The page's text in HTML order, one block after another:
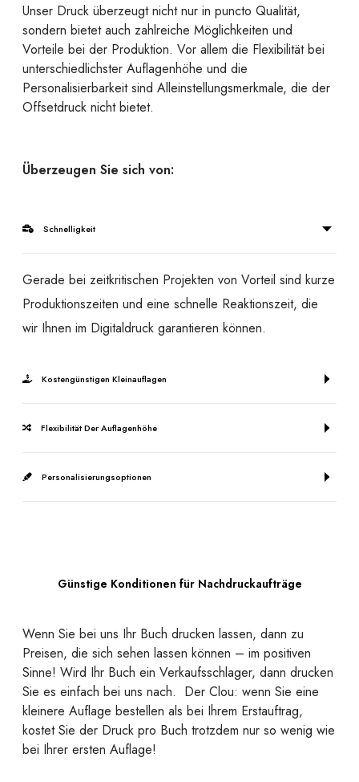
Unser Druck überzeugt nicht nur in puncto Qualität,
sondern bietet auch zahlreiche Möglichkeiten und
Vorteile bei der Produktion. Vor allem die Flexibilität bei
unterschiedlichster Auflagenhöhe und die
Personalisierbarkeit sind Alleinstellungsmerkmale, die der
Offsetdruck nicht bietet.
Überzeugen Sie sich von:
Schnelligkeit
Gerade bei zeitkritischen Projekten von Vorteil sind kurze
Produktionszeiten und eine schnelle Reaktionszeit, die
wir Ihnen im Digitaldruck garantieren können.
Kostengünstigen Kleinauflagen
Flexibilität Der Auflagenhöhe
Personalisierungsoptionen
Günstige Konditionen für Nachdruckaufträge
Wenn Sie bei uns Ihr Buch drucken lassen, dann zu
Preisen, die sich sehen lassen können – im positiven
Sinne! Wird Ihr Buch ein Verkaufsschlager, dann drucken
Sie es einfach bei uns nach. Der Clou: wenn Sie eine
kleinere Auflage bestellen als bei Ihrem Erstauftrag,
kostet Sie der Druck pro Buch trotzdem nur so wenig wie
bei Ihrer ersten Auflage!